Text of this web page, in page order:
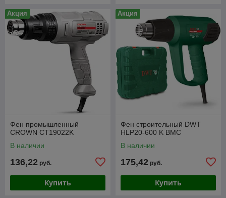
Акция
Фен промышленный
CROWN CT19022K
В наличии
136,22 руб.
Купить
Акция
Фен строительный DWT
HLP20-600 K BMC
В наличии
175,42 руб.
Купить